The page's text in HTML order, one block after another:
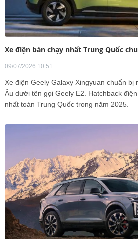
Xe điện bán chạy nhất Trung Quốc
09/07/2026 10:51
Xe điện Geely Galaxy Xingyuan chuẩn bị
Âu dưới tên gọi Geely E2. Hatchback
nhất toàn Trung Quốc trong năm 2025.